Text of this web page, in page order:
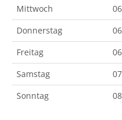
Mittwoch
Donnerstag
Freitag
Samstag
Sonntag